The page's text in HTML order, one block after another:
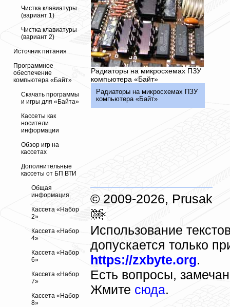
Чистка клавиатуры
(вариант 1)
Чистка клавиатуры
(вариант 2)
Источник питания
Программное
обеспечение
компьютера «Байт»
Скачать программы
и игры для «Байта»
Кассеты как
носители
информации
Обзор игр на
кассетах
Дополнительные
кассеты от БП ВТИ
Общая
информация
Кассета «Набор
2»
Кассета «Набор
4»
Кассета «Набор
6»
Кассета «Набор
7»
Кассета «Набор
8»
Радиаторы на микросхемах ПЗУ
компьютера «Байт»
Радиаторы на микросхемах ПЗУ
компьютера «Байт»
© 2009-2026, Prusak
Использование
допускается только
https://zxbyte.org.
Есть вопросы,
Жмите сюда.